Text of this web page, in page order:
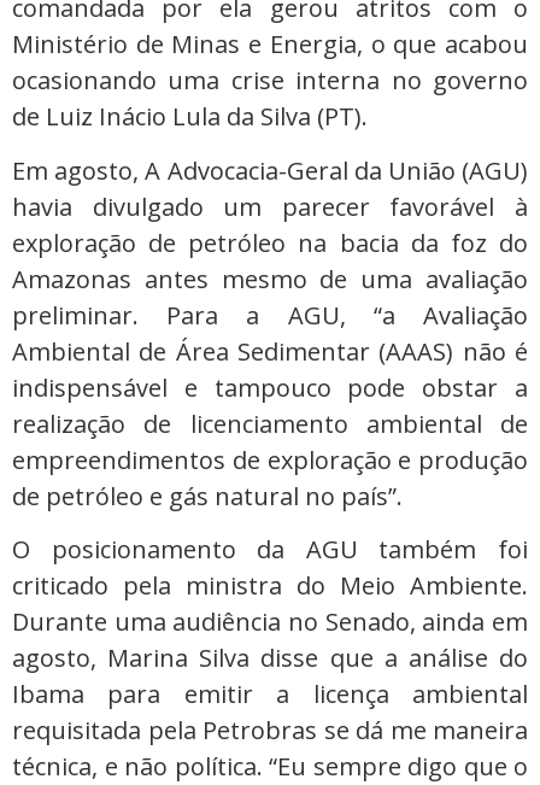
comandada por ela gerou atritos com o
Ministério de Minas e Energia, o que acabou
ocasionando uma crise interna no governo
de Luiz Inácio Lula da Silva (PT).
Em agosto, A Advocacia-Geral da União (AGU)
havia divulgado um parecer favorável à
exploração de petróleo na bacia da foz do
Amazonas antes mesmo de uma avaliação
preliminar. Para a AGU, “a Avaliação
Ambiental de Área Sedimentar (AAAS) não é
indispensável e tampouco pode obstar a
realização de licenciamento ambiental de
empreendimentos de exploração e produção
de petróleo e gás natural no país”.
O posicionamento da AGU também foi
criticado pela ministra do Meio Ambiente.
Durante uma audiência no Senado, ainda em
agosto, Marina Silva disse que a análise do
Ibama para emitir a licença ambiental
requisitada pela Petrobras se dá me maneira
técnica, e não política. “Eu sempre digo que o